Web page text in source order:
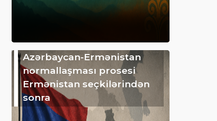
Azərbaycan-Ermənistan
normallaşması prosesi
Ermənistan seçkilərindən
sonra